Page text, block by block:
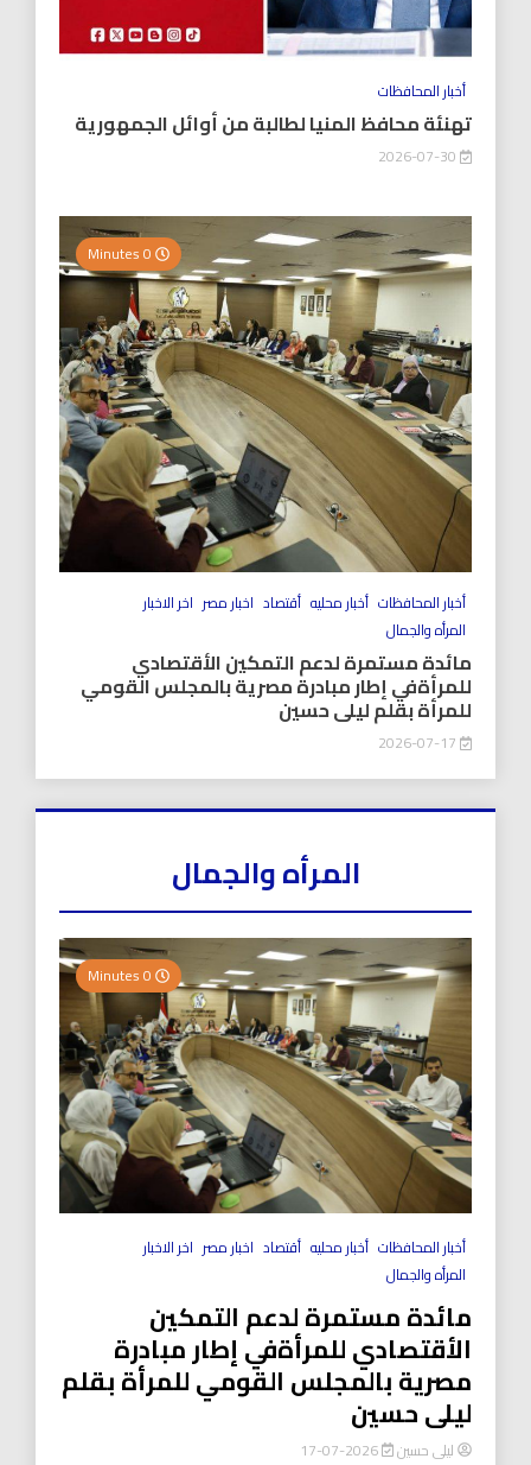
أخبار المحافظات
تهنئة محافظ المنيا لطالبة من أوائل الجمهورية
أخبار المحافظات أخبار محليه أقتصاد اخبار مصر اخر الاخبار
المرأه والجمال
مائدة مستمرة لدعم التمكين الأقتصادي
للمرأةفي إطار مبادرة مصرية بالمجلس القومي
للمرأة بقلم ليلى حسين
المرأه والجمال
أخبار المحافظات أخبار محليه أقتصاد اخبار مصر اخر الاخبار
المرأه والجمال
مائدة مستمرة لدعم التمكين
الأقتصادي للمرأةفي إطار مبادرة
مصرية بالمجلس القومي للمرأة بقلم
ليلى حسين
ليلى حسين 2026-07-17